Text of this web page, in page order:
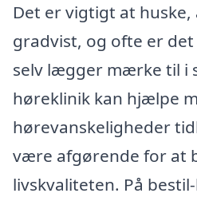
Det er vigtigt at
gradvist, og ofte er
selv lægger mærke til i
høreklinik kan hjælpe
hørevanskeligheder
være afgørende for at
livskvaliteten. På